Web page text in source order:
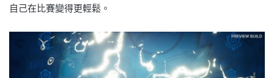
自己在比賽變得更輕鬆。